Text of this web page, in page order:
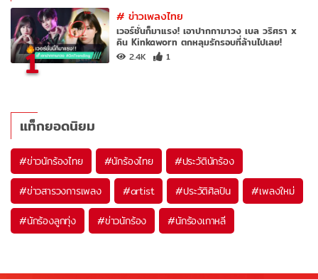
1
#ข่าวเพลงไทย
เวอร์ชั่นก็มาแรง! เอาปากกามาวง เบล วริศรา x
คิน Kinkaworn ตกหลุมรักรอบที่ล้านไปเลย!
2.4K 1
แท็กยอดนิยม
#ข่าวนักร้องไทย #นักร้องไทย #ประวัตินักร้อง
#ข่าวสารวงการเพลง #artist #ประวัติศิลปิน #เพลงใหม่
#นักร้องลูกทุ่ง #ข่าวนักร้อง #นักร้องเกาหลี